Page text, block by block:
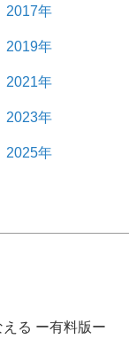
2017年
2019年
2021年
2023年
2025年
る ー有料版ー